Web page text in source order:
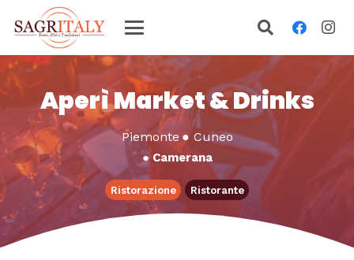
Aperì Market & Drinks
Piemonte ● Cuneo
●Camerana
Ristorazione Ristorante